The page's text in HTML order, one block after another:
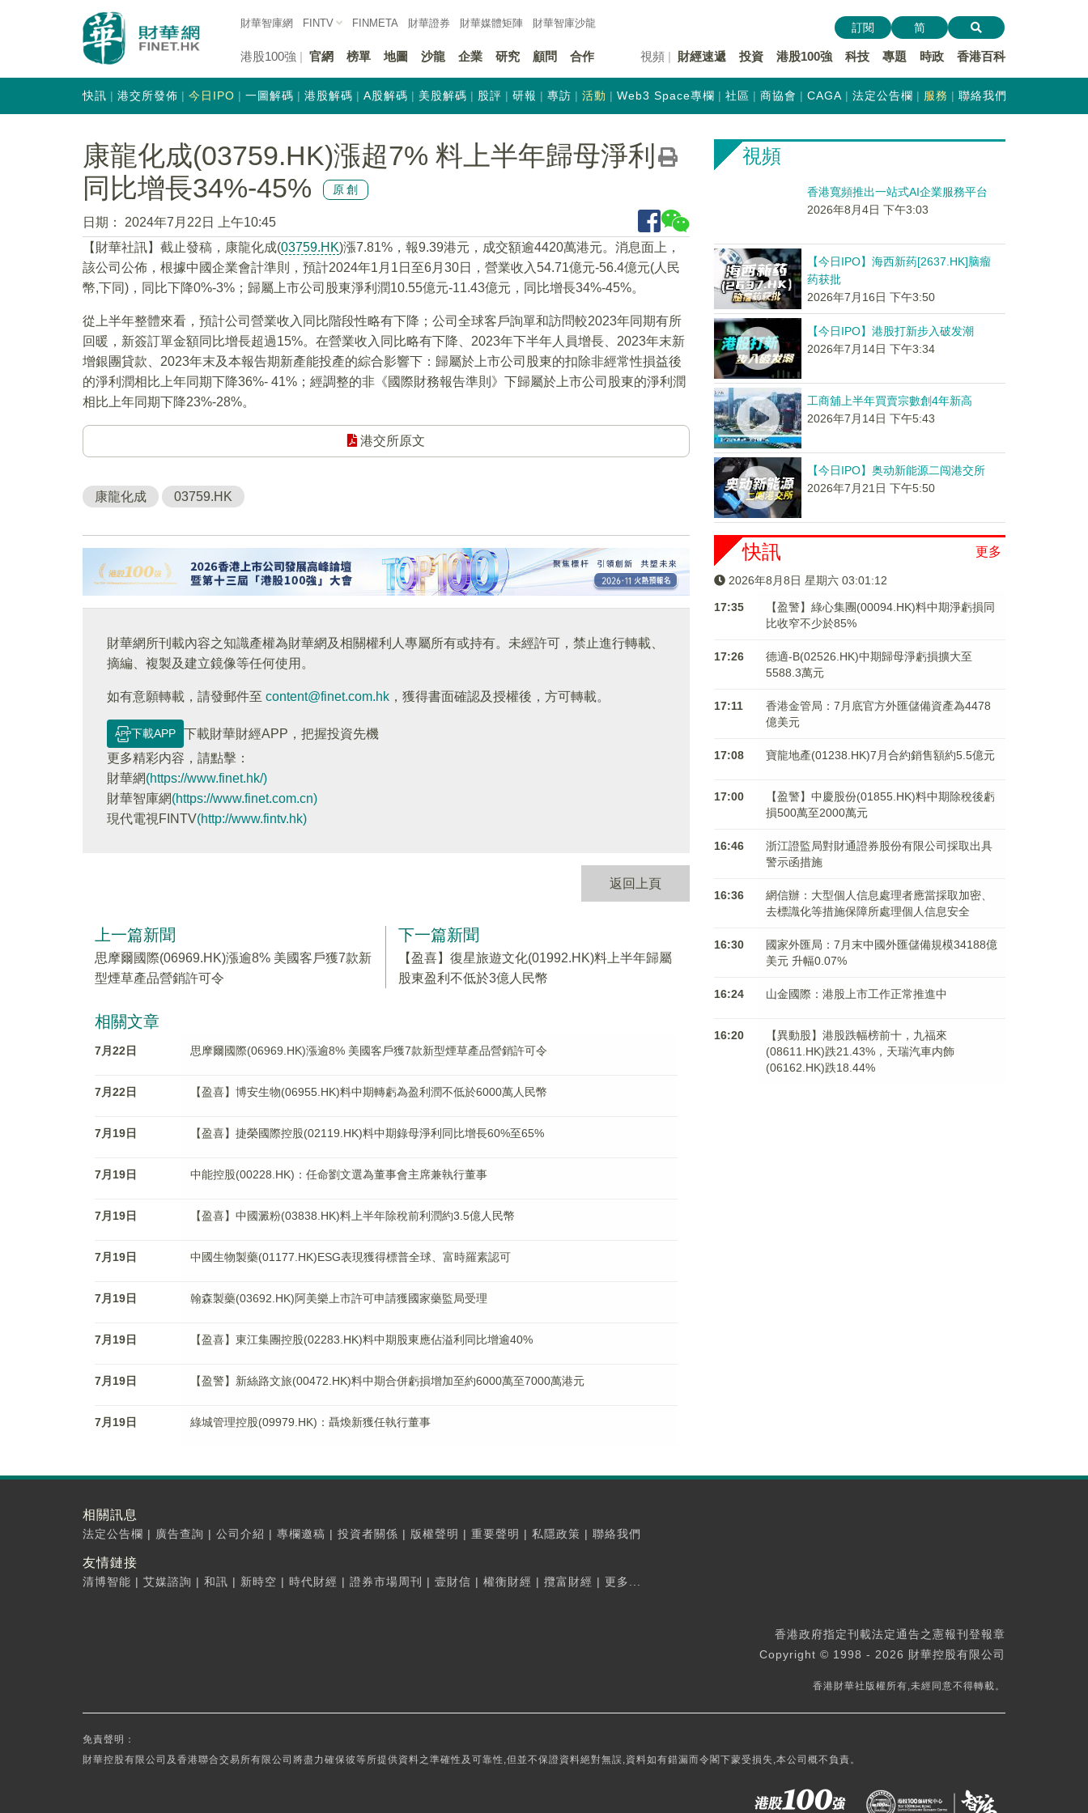
財華智庫網 FINTV FINMETA 財華證券 財華媒體矩陣 財華智庫沙龍
港股100強 官網 榜單 地圖 沙龍 企業 研究 顧問 合作 視頻 財經速遞 投資 港股100強 科技 專題 時政 香港百科
訂閱 简
快訊 港交所發佈 今日IPO 一圖解碼 港股解碼 A股解碼 美股解碼 股評 研報 專訪 活動 Web3 Space專欄 社區 商協會 CAGA 法定公告欄 服務 聯絡我們
康龍化成(03759.HK)漲超7% 料上半年歸母淨利
同比增長34%-45%
原創
日期：
2024年7月22日 上午10:45
【財華社訊】截止發稿，康龍化成(03759.HK)漲7.81%，報9.39港元，成交額逾4420萬港元。消息面上，
該公司公佈，根據中國企業會計準則，預計2024年1月1日至6月30日，營業收入54.71億元-56.4億元(人民
幣,下同)，同比下降0%-3%；歸屬上市公司股東淨利潤10.55億元-11.43億元，同比增長34%-45%。
從上半年整體來看，預計公司營業收入同比階段性略有下降；公司全球客戶詢單和訪問較2023年同期有所
回暖，新簽訂單金額同比增長超過15%。在營業收入同比略有下降、2023年下半年人員增長、2023年末新
增銀團貸款、2023年末及本報告期新產能投產的綜合影響下：歸屬於上市公司股東的扣除非經常性損益後
的淨利潤相比上年同期下降36%- 41%；經調整的非《國際財務報告準則》下歸屬於上市公司股東的淨利潤
相比上年同期下降23%-28%。
港交所原文
康龍化成 03759.HK
財華網所刊載內容之知識產權為財華網及相關權利人專屬所有或持有。未經許可，禁止進行轉載、
摘編、複製及建立鏡像等任何使用。
如有意願轉載，請發郵件至 content@finet.com.hk ，獲得書面確認及授權後，方可轉載。
下載APP
下載財華財經APP，把握投資先機
更多精彩内容，請點擊：
財華網(https://www.finet.hk/)
財華智庫網(https://www.finet.com.cn)
現代電視FINTV(http://www.fintv.hk)
返回上頁
上一篇新聞
思摩爾國際(06969.HK)漲逾8% 美國客戶獲7款新
型煙草產品營銷許可令
下一篇新聞
【盈喜】復星旅遊文化(01992.HK)料上半年歸屬
股東盈利不低於3億人民幣
相關文章
7月22日 思摩爾國際(06969.HK)漲逾8% 美國客戶獲7款新型煙草產品營銷許可令
7月22日 【盈喜】博安生物(06955.HK)料中期轉虧為盈利潤不低於6000萬人民幣
7月19日 【盈喜】捷榮國際控股(02119.HK)料中期錄母淨利同比增長60%至65%
7月19日 中能控股(00228.HK)：任命劉文選為董事會主席兼執行董事
7月19日 【盈喜】中國澱粉(03838.HK)料上半年除稅前利潤約3.5億人民幣
7月19日 中國生物製藥(01177.HK)ESG表現獲得標普全球、富時羅素認可
7月19日 翰森製藥(03692.HK)阿美樂上市許可申請獲國家藥監局受理
7月19日 【盈喜】東江集團控股(02283.HK)料中期股東應佔溢利同比增逾40%
7月19日 【盈警】新絲路文旅(00472.HK)料中期合併虧損增加至約6000萬至7000萬港元
7月19日 綠城管理控股(09979.HK)：聶煥新獲任執行董事
視頻
香港寬頻推出一站式AI企業服務平台
2026年8月4日 下午3:03
【今日IPO】海西新药[2637.HK]脑瘤
药获批
2026年7月16日 下午3:50
【今日IPO】港股打新步入破发潮
2026年7月14日 下午3:34
工商舖上半年買賣宗數創4年新高
2026年7月14日 下午5:43
【今日IPO】奥动新能源二闯港交所
2026年7月21日 下午5:50
更多
快訊
2026年8月8日 星期六 03:01:13
17:35
【盈警】綠心集團(00094.HK)料中期淨虧損同
比收窄不少於85%
17:26
德適-B(02526.HK)中期歸母淨虧損擴大至
5588.3萬元
17:11
香港金管局：7月底官方外匯儲備資產為4478
億美元
17:08 寶龍地產(01238.HK)7月合約銷售額約5.5億元
17:00
【盈警】中慶股份(01855.HK)料中期除稅後虧
損500萬至2000萬元
16:46
浙江證監局對財通證券股份有限公司採取出具
警示函措施
16:36
網信辦：大型個人信息處理者應當採取加密、
去標識化等措施保障所處理個人信息安全
16:30
國家外匯局：7月末中國外匯儲備規模34188億
美元 升幅0.07%
16:24 山金國際：港股上市工作正常推進中
16:20
【異動股】港股跌幅榜前十，九福來
(08611.HK)跌21.43%，天瑞汽車内飾
(06162.HK)跌18.44%
相關訊息
法定公告欄 | 廣告查詢 | 公司介紹 | 專欄邀稿 | 投資者關係 | 版權聲明 | 重要聲明 | 私隱政策 | 聯絡我們
友情鏈接
清博智能 | 艾媒諮詢 | 和訊 | 新時空 | 時代財經 | 證券市場周刊 | 壹財信 | 權衡財經 | 攬富財經 | 更多...
香港政府指定刊載法定通告之憲報刊登報章
Copyright © 1998 - 2026 財華控股有限公司
香港財華社版權所有,未經同意不得轉載。
免責聲明：
財華控股有限公司及香港聯合交易所有限公司將盡力確保彼等所提供資料之準確性及可靠性,但並不保證資料絕對無誤,資料如有錯漏而令閣下蒙受損失,本公司概不負責。